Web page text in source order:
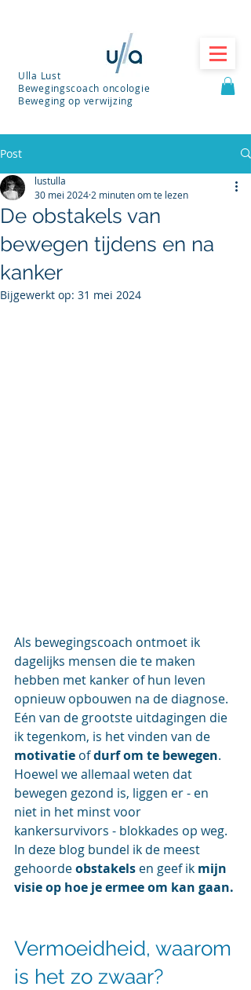
Ulla Lust
Bewegingscoach oncologie
Beweging op verwijzing
Post
De obstakels van
bewegen tijdens en na
kanker
lustulla
30 mei 2024 2 minuten om te lezen
Bijgewerkt op: 31 mei 2024
Als bewegingscoach ontmoet ik
dagelijks mensen die te maken
hebben met kanker of hun leven
opnieuw opbouwen na de diagnose.
Eén van de grootste uitdagingen die
ik tegenkom, is het vinden van de
motivatie of durf om te bewegen.
Hoewel we allemaal weten dat
bewegen gezond is, liggen er - en
niet in het minst voor
kankersurvivors - blokkades op weg.
In deze blog bundel ik de meest
gehoorde obstakels en geef ik mijn
visie op hoe je ermee om kan gaan.
Vermoeidheid, waarom
is het zo zwaar?